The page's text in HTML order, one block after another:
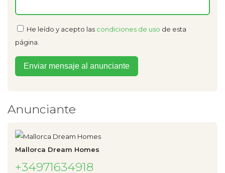
He leído y acepto las condiciones de uso de esta
página.
Anunciante
Mallorca Dream Homes
+34971634918